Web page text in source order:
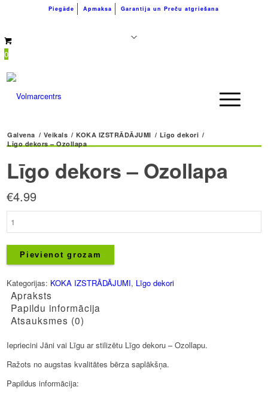
Piegāde Apmaksa Garantija un Preču atgriešana
0
Galvena / Veikals / KOKA IZSTRĀDĀJUMI / Līgo dekori /
Līgo dekors – Ozollapa
Līgo dekors – Ozollapa
€4.99
Ozollapa
daudzums
Pievienot grozam
Kategorijas: KOKA IZSTRĀDĀJUMI, Līgo dekori
Apraksts
Papildu informācija
Atsauksmes (0)
Iepriecini Jāni vai Līgu ar stilizētu Līgo dekoru – Ozollapu.
Ražots no augstas kvalitātes bērza saplākšņa.
Papildus informācija: